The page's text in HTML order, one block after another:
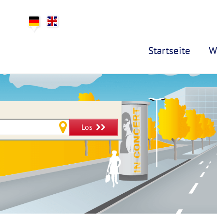
Startseite
Los